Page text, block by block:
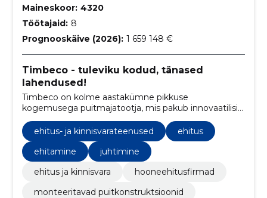
Maineskoor: 4320
Töötajaid: 8
Prognooskäive (2026): 1 659 148 €
Timbeco - tuleviku kodud, tänased
lahendused!
Timbeco on kolme aastakümne pikkuse
kogemusega puitmajatootja, mis pakub innovaatilisi
ehitus- ja kinnisvarateenused
ehitus
ehitamine
juhtimine
ehitus ja kinnisvara
hooneehitusfirmad
monteeritavad puitkonstruktsioonid